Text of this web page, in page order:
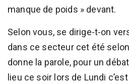
manque de poids » devant.
Selon vous, se dirige-t-on
dans ce secteur cet été
donne la parole, pour un
lieu ce soir lors de Lundi